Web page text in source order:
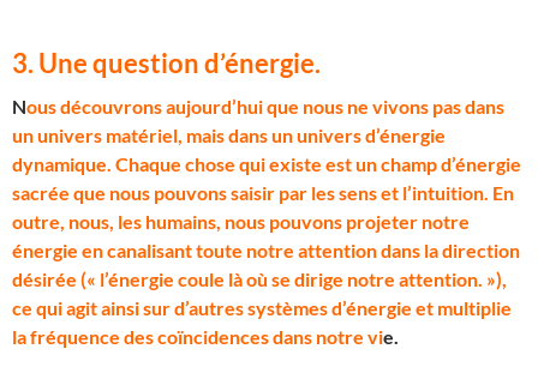
3. Une question d’énergie.
Nous découvrons aujourd’hui que nous ne vivons pas dans
un univers matériel, mais dans un univers d’énergie
dynamique. Chaque chose qui existe est un champ d’énergie
sacrée que nous pouvons saisir par les sens et l’intuition. En
outre, nous, les humains, nous pouvons projeter notre
énergie en canalisant toute notre attention dans la direction
désirée (« l’énergie coule là où se dirige notre attention. »),
ce qui agit ainsi sur d’autres systèmes d’énergie et multiplie
la fréquence des coïncidences dans notre vie.